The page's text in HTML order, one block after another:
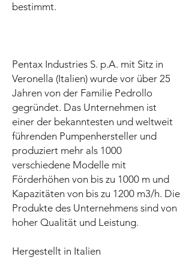
bestimmt.
Pentax Industries S. p.A. mit Sitz in
Veronella (Italien) wurde vor über 25
Jahren von der Familie Pedrollo
gegründet. Das Unternehmen ist
einer der bekanntesten und weltweit
führenden Pumpenhersteller und
produziert mehr als 1000
verschiedene Modelle mit
Förderhöhen von bis zu 1000 m und
Kapazitäten von bis zu 1200 m3/h. Die
Produkte des Unternehmens sind von
hoher Qualität und Leistung.
Hergestellt in Italien